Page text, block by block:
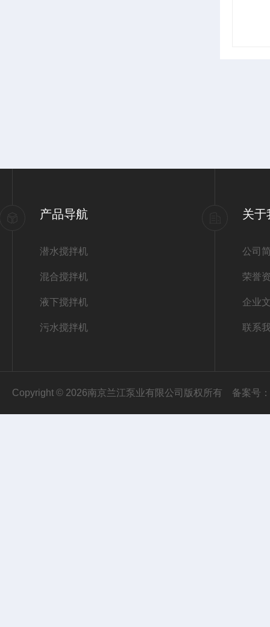
产品导航
潜水搅拌机
混合搅拌机
液下搅拌机
污水搅拌机
关于
公司
荣誉
企业
联系
Copyright © 2026南京兰江泵业有限公司版权所有 备案号